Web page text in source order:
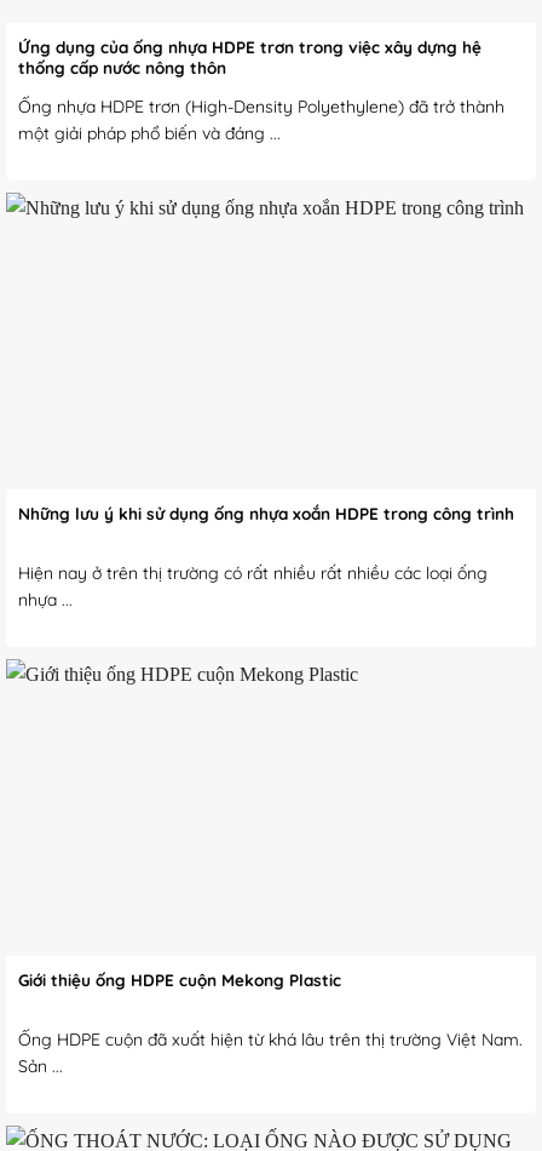
Ứng dụng của ống nhựa HDPE trơn trong việc xây dựng hệ
thống cấp nước nông thôn
Ống nhựa HDPE trơn (High-Density Polyethylene) đã trở thành
một giải pháp phổ biến và đáng ...
Những lưu ý khi sử dụng ống nhựa xoắn HDPE trong công trình
Hiện nay ở trên thị trường có rất nhiều rất nhiều các loại ống
nhựa ...
Giới thiệu ống HDPE cuộn Mekong Plastic
Ống HDPE cuộn đã xuất hiện từ khá lâu trên thị trường Việt Nam.
Sản ...